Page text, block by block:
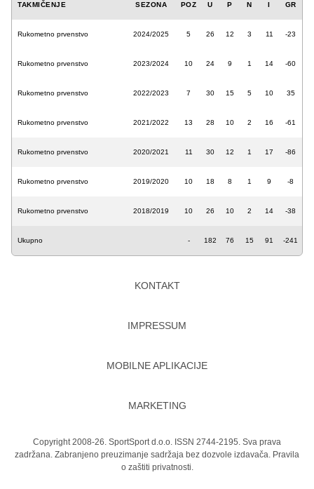
TAKMIČENJE SEZONA POZ U P N I GR
Rukometno prvenstvo 2024/2025 5 26 12 3 11 -23
Rukometno prvenstvo 2023/2024 10 24 9 1 14 -60
Rukometno prvenstvo 2022/2023 7 30 15 5 10 35
Rukometno prvenstvo 2021/2022 13 28 10 2 16 -61
Rukometno prvenstvo 2020/2021 11 30 12 1 17 -86
Rukometno prvenstvo 2019/2020 10 18 8 1 9 -8
Rukometno prvenstvo 2018/2019 10 26 10 2 14 -38
Ukupno - 182 76 15 91 -241
KONTAKT
IMPRESSUM
MOBILNE APLIKACIJE
MARKETING
Copyright 2008-26. SportSport d.o.o. ISSN 2744-2195. Sva prava
zadržana. Zabranjeno preuzimanje sadržaja bez dozvole izdavača. Pravila
o zaštiti privatnosti.